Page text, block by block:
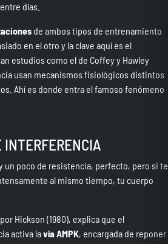
días.
de ambos tipos de entrenamiento
en el otro y la clave aquí es el
estudios como el de Coffey y Hawley
usan mecanismos fisiológicos distintos
Ahí es donde entra el famoso fenómeno
INTERFERENCIA
un poco de resistencia, perfecto, pero si te
al mismo tiempo, tu cuerpo
Hickson (1980), explica que el
activa lavía AMPK, encargada de reponer